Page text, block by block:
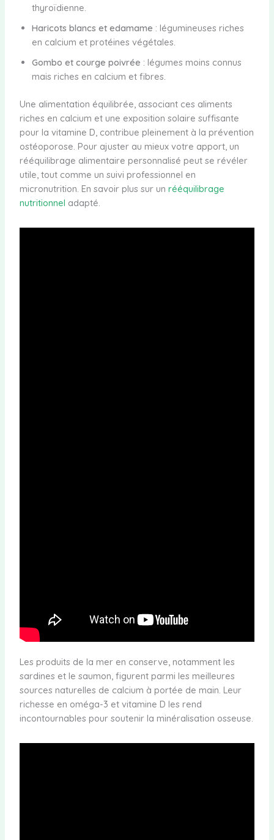
thyroïdienne.
Haricots blancs et edamame : légumineuses riches
en calcium et protéines végétales.
Gombo et courge poivrée : légumes moins connus
mais riches en calcium et fibres.
Une alimentation équilibrée, associant ces aliments
riches en calcium et une exposition solaire suffisante
pour la vitamine D, contribue pleinement à la prévention
ostéoporose. Pour ajuster au mieux votre apport, un
rééquilibrage alimentaire personnalisé peut se révéler
utile, tout comme un suivi professionnel en
micronutrition. En savoir plus sur un rééquilibrage
nutritionnel adapté.
Les produits de la mer en conserve, notamment les
sardines et le saumon, figurent parmi les meilleures
sources naturelles de calcium à portée de main. Leur
richesse en oméga-3 et vitamine D les rend
incontournables pour soutenir la minéralisation osseuse.